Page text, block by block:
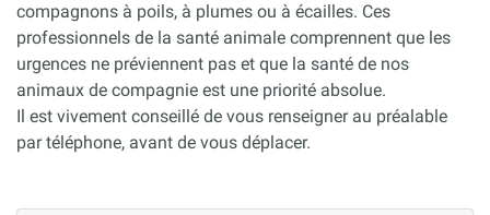
compagnons à poils, à plumes ou à écailles. Ces
professionnels de la santé animale comprennent que les
urgences ne préviennent pas et que la santé de nos
animaux de compagnie est une priorité absolue.
Il est vivement conseillé de vous renseigner au préalable
par téléphone, avant de vous déplacer.